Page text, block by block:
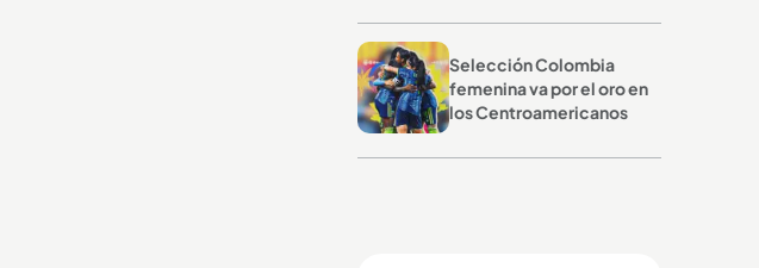
Selección Colombia
femenina va por el oro en
los Centroamericanos